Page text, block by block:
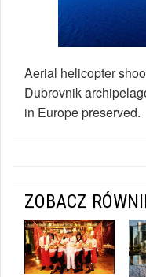
Aerial helicopter
Dubrovnik
in Europe preserved.
ZOBACZ